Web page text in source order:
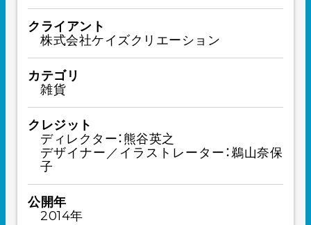
クライアント
株式会社ケイズクリエーション
カテゴリ
雑貨
クレジット
ディレクター：熊谷英之
デザイナー／イラストレーター：鵜山奈保
子
公開年
2014年